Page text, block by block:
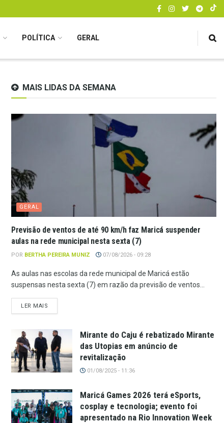
POLÍTICA GERAL
MAIS LIDAS DA SEMANA
GERAL
Previsão de ventos de até 90 km/h faz Maricá suspender
aulas na rede municipal nesta sexta (7)
POR BERTHA PEREIRA MUNIZ 07/08/2026 - 09:28
As aulas nas escolas da rede municipal de Maricá estão
suspensas nesta sexta (7) em razão da previsão de ventos...
LER MAIS
Mirante do Caju é rebatizado Mirante
das Utopias em anúncio de
revitalização
01/08/2025 - 11:36
Maricá Games 2026 terá eSports,
cosplay e tecnologia; evento foi
apresentado na Rio Innovation Week